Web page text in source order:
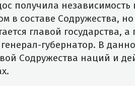
получила независимость
в составе Содружества,
главой государства, а
губернатор. В
Содружества наций и